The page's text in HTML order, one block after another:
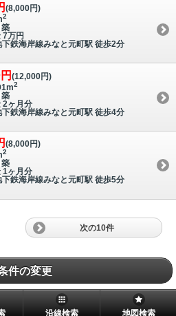
(8,000円)
2
7万円
鉄海岸線みなと元町駅 徒歩2分
(12,000円)
2
2ヶ月分
鉄海岸線みなと元町駅 徒歩4分
(8,000円)
2
1ヶ月分
鉄海岸線みなと元町駅 徒歩5分
次の10件
件の変更
沿線検索 地図検索